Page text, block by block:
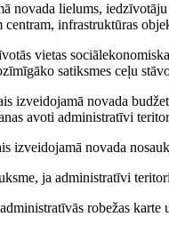
novada lielums,
centram, infrastruktūras
vietas
satiksmes ceļu
izveidojamā novada
avoti administratīvi
izveidojamā novada
ja administratīvi
robežas karte